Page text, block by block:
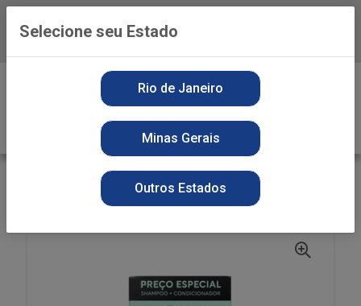
Baixe já o APP da Playvender
PERFUMARIA
KIT SH + COND
KIT PROMOPACK OX 200+170ML MICELAR
Selecione seu Estado
Rio de Janeiro
Minas Gerais
Outros Estados